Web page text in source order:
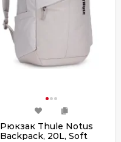
Рюкзак Thule Notus
Backpack, 20L, Soft